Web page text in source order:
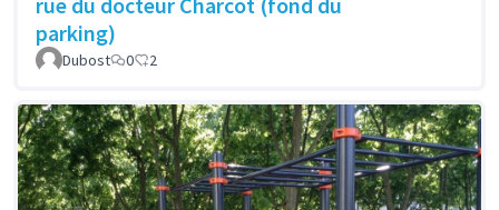
parking)
Dubost 0 2